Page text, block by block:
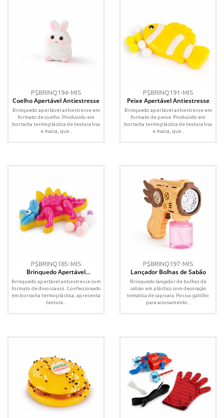
P$BRINQ194-MIS
Coelho Apertável Antiestresse
Brinquedo apertável antiestresse em
formato de coelho. Produzido em
borracha termoplástica de textura lisa
e macia, que...
P$BRINQ191-MIS
Peixe Apertável Antiestresse
Brinquedo apertável antiestresse em
formato de peixe. Produzido em
borracha termoplástica de textura lisa
e macia, que...
P$BRINQ185-MIS
Brinquedo Apertável
Antiestresse
Brinquedo apertável antiestresse com
formato de dinossauro. Confeccionado
em borracha termoplástica, apresenta
textura...
P$BRINQ197-MIS
Lançador Bolhas de Sabão
Brinquedo lançador de bolhas de
sabão em plástico com decoração
temática de capivara. Possui gatilho
para acionamento...